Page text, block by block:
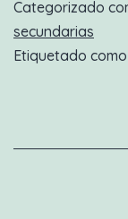
Categorizado
secundarias
Etiquetado como